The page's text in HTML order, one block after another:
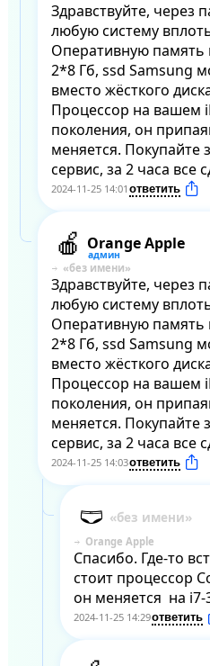
Здравствуйте, через
любую систему
Оперативную
2*8 Гб, ssd Samsung
вместо жёсткого
Процессор на вашем
поколения, он
меняется. Покупайте
сервис, за 2 часа все
2024-11-25 14:01
Orange Apple
Здравствуйте, через
любую систему
Оперативную
2*8 Гб, ssd Samsung
вместо жёсткого
Процессор на вашем
поколения, он
меняется. Покупайте
сервис, за 2 часа все
2024-11-25 14:03
Orange Apple
Спасибо. Где-то
стоит процессор
он меняется  на i7-
2024-11-25 14:29